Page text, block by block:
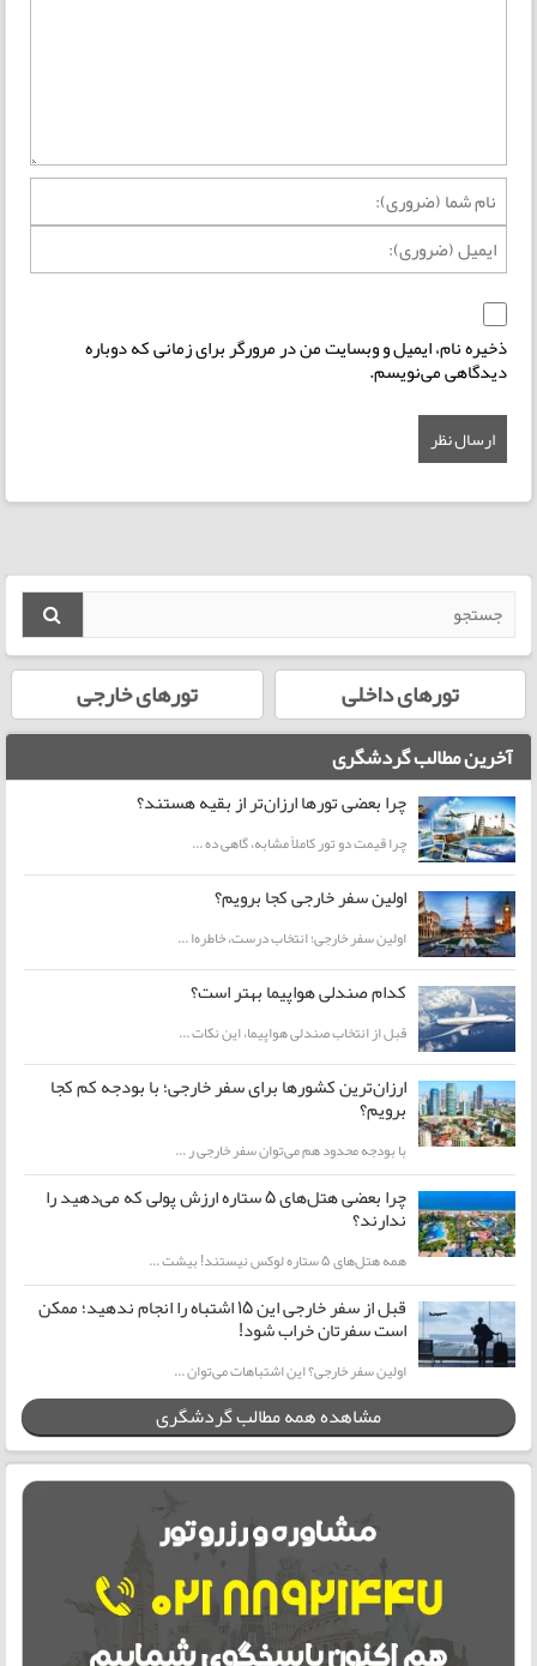
ذخیره نام، ایمیل و وبسایت من در مرورگر برای زمانی که دوباره
دیدگاهی می‌نویسم.
تورهای داخلی تورهای خارجی
آخرین مطالب گردشگری
چرا بعضی تورها ارزان‌تر از بقیه هستند؟
چرا قیمت دو تور کاملاً مشابه، گاهی ده ...
اولین سفر خارجی کجا برویم؟
اولین سفر خارجی؛ انتخاب درست، خاطره‌ا ...
کدام صندلی هواپیما بهتر است؟
قبل از انتخاب صندلی هواپیما، این نکات ...
ارزان‌ترین کشورها برای سفر خارجی؛ با بودجه کم کجا
برویم؟
با بودجه محدود هم می‌توان سفر خارجی ر ...
چرا بعضی هتل‌های ۵ ستاره ارزش پولی که می‌دهید را
ندارند؟
همه هتل‌های ۵ ستاره لوکس نیستند! بیشت ...
قبل از سفر خارجی این ۱۵ اشتباه را انجام ندهید؛ ممکن
است سفرتان خراب شود!
اولین سفر خارجی؟ این اشتباهات می‌توان ...
مشاهده همه مطالب گردشگری